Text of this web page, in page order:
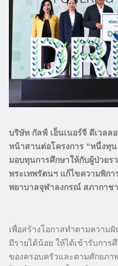
บริษัท กัลฟ์ เอ็นเนอร์จี ดีเวล
หน้าสานต่อโครงการ “หนึ่งทุ
มอบทุนการศึกษาให้กับผู้ป่วย
พระเทพรัตนฯ แก้ไขความพิก
พยาบาลจุฬาลงกรณ์ สภากาช
เพื่อสร้างโอกาสทำตามความ
มีรายได้น้อย ให้ได้เข้ารับกา
ของครอบครัวและตามศักยภ